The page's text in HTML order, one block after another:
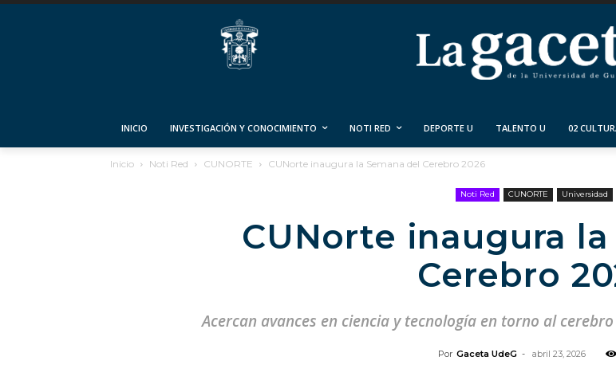
INICIO INVESTIGACIÓN Y CONOCIMIENTO NOTI RED DEPORTE U TALENTO U 02
Inicio Noti Red CUNORTE CUNorte inaugura la Semana del Cerebro 2026
Noti Red CUNORTE Universidad
CUNorte inaugura
Cerebro
Acercan avances en ciencia y tecnología en torno al
Por Gaceta UdeG - abril 23, 2026